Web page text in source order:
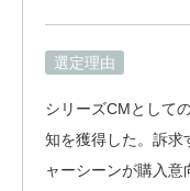
選定理由
シリーズCMとして
知を獲得した。訴求
ャーシーンが購入